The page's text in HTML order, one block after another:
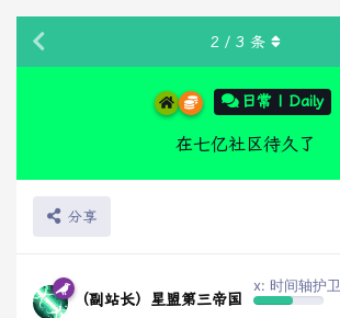
日常 | Daily
在七亿社区待久了
分享
2 / 3 条
（副站长）星盟第三帝国
x: 时间轴护卫